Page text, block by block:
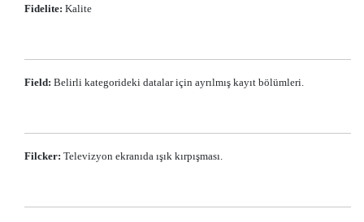
Fidelite: Kalite
Field: Belirli kategorideki datalar için ayrılmış kayıt bölümleri.
Filcker: Televizyon ekranıda ışık kırpışması.